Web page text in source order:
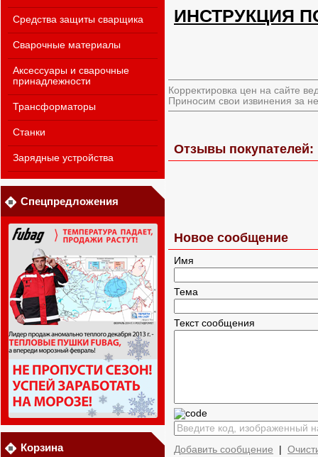
Средства защиты сварщика
Сварочные материалы
Аксессуары и сварочные
принадлежности
Трансформаторы
Станки
Зарядные устройства
Спецпредложения
Корзина
ИНСТРУКЦИЯ
Корректировка цен на сайте
Приносим свои извинения за
Отзывы покупателей:
Новое сообщение
Имя
Тема
Текст сообщения
Добавить сообщение